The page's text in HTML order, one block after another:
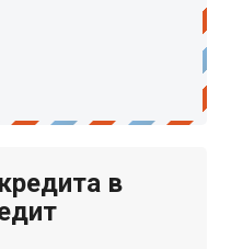
в